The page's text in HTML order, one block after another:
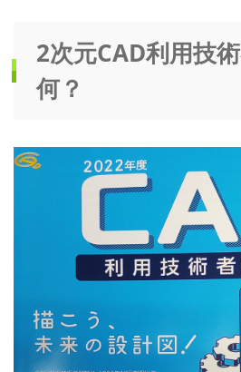
2次元CAD利用技
何？